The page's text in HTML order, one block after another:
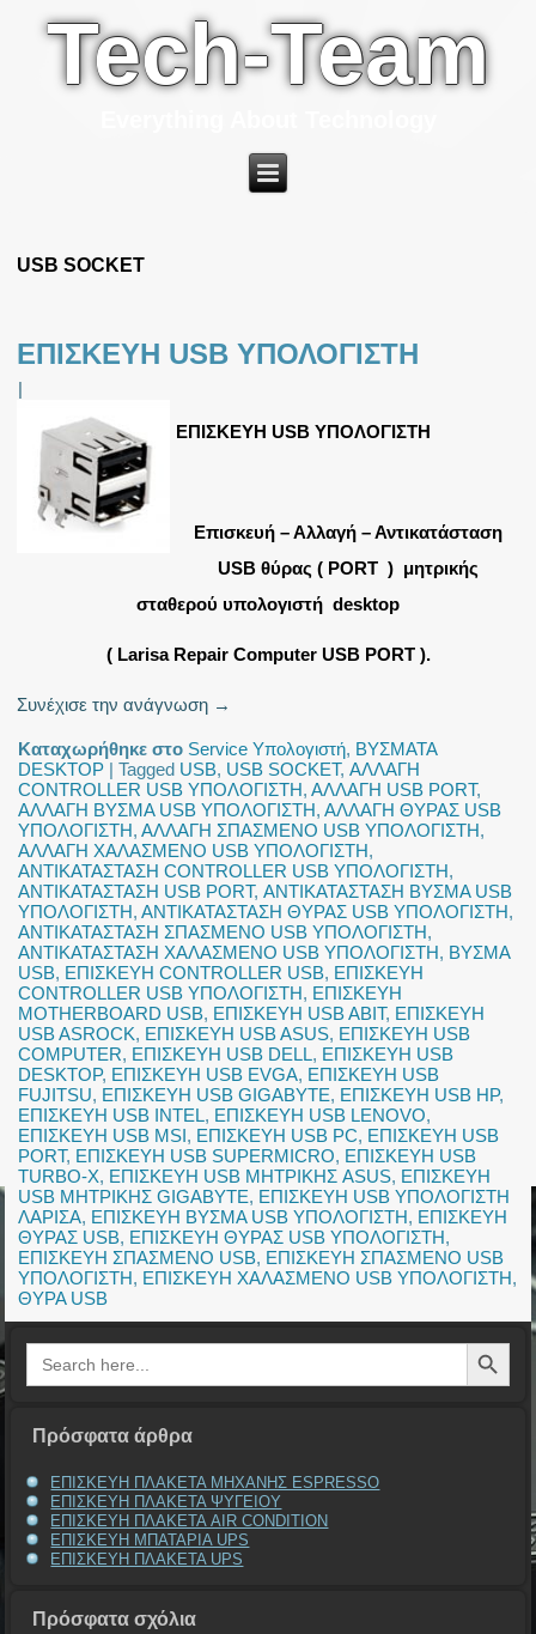
Tech-Team
USB SOCKET
ΕΠΙΣΚΕΥΗ USB ΥΠΟΛΟΓΙΣΤΗ
|
ΕΠΙΣΚΕΥΗ USB ΥΠΟΛΟΓΙΣΤΗ
Επισκευή – Αλλαγή – Αντικατάσταση
USB θύρας ( PORT ) μητρικής
σταθερού υπολογιστή desktop
( Larisa Repair Computer USB PORT ).
Συνέχισε την ανάγνωση →
Καταχωρήθηκε στο Service Υπολογιστή, ΒΥΣΜΑΤΑ
DESKTOP |Tagged USB, USB SOCKET,ΑΛΛΑΓΗ
CONTROLLER USB ΥΠΟΛΟΓΙΣΤΗ,ΑΛΛΑΓΗ USB PORT,
ΑΛΛΑΓΗ ΒΥΣΜΑ USB ΥΠΟΛΟΓΙΣΤΗ,ΑΛΛΑΓΗ ΘΥΡΑΣ USB
ΥΠΟΛΟΓΙΣΤΗ,ΑΛΛΑΓΗ ΣΠΑΣΜΕΝΟ USB ΥΠΟΛΟΓΙΣΤΗ,
ΑΛΛΑΓΗ ΧΑΛΑΣΜΕΝΟ USB ΥΠΟΛΟΓΙΣΤΗ,
ΑΝΤΙΚΑΤΑΣΤΑΣΗ CONTROLLER USB ΥΠΟΛΟΓΙΣΤΗ,
ΑΝΤΙΚΑΤΑΣΤΑΣΗ USB PORT,ΑΝΤΙΚΑΤΑΣΤΑΣΗ ΒΥΣΜΑ USB
ΥΠΟΛΟΓΙΣΤΗ,ΑΝΤΙΚΑΤΑΣΤΑΣΗ ΘΥΡΑΣ USB ΥΠΟΛΟΓΙΣΤΗ,
ΑΝΤΙΚΑΤΑΣΤΑΣΗ ΣΠΑΣΜΕΝΟ USB ΥΠΟΛΟΓΙΣΤΗ,
ΑΝΤΙΚΑΤΑΣΤΑΣΗ ΧΑΛΑΣΜΕΝΟ USB ΥΠΟΛΟΓΙΣΤΗ, ΒΥΣΜΑ
USB, ΕΠΙΣΚΕΥΗ CONTROLLER USB, ΕΠΙΣΚΕΥΗ
CONTROLLER USB ΥΠΟΛΟΓΙΣΤΗ, ΕΠΙΣΚΕΥΗ
MOTHERBOARD USB, ΕΠΙΣΚΕΥΗ USB ABIT, ΕΠΙΣΚΕΥΗ
USB ASROCK, ΕΠΙΣΚΕΥΗ USB ASUS, ΕΠΙΣΚΕΥΗ USB
COMPUTER, ΕΠΙΣΚΕΥΗ USB DELL, ΕΠΙΣΚΕΥΗ USB
DESKTOP, ΕΠΙΣΚΕΥΗ USB EVGA, ΕΠΙΣΚΕΥΗ USB
FUJITSU, ΕΠΙΣΚΕΥΗ USB GIGABYTE, ΕΠΙΣΚΕΥΗ USB HP,
ΕΠΙΣΚΕΥΗ USB INTEL, ΕΠΙΣΚΕΥΗ USB LENOVO,
ΕΠΙΣΚΕΥΗ USB MSI, ΕΠΙΣΚΕΥΗ USB PC, ΕΠΙΣΚΕΥΗ USB
PORT, ΕΠΙΣΚΕΥΗ USB SUPERMICRO, ΕΠΙΣΚΕΥΗ USB
TURBO-X, ΕΠΙΣΚΕΥΗ USB ΜΗΤΡΙΚΗΣ ASUS, ΕΠΙΣΚΕΥΗ
USB ΜΗΤΡΙΚΗΣ GIGABYTE, ΕΠΙΣΚΕΥΗ USB ΥΠΟΛΟΓΙΣΤΗ
ΛΑΡΙΣΑ, ΕΠΙΣΚΕΥΗ ΒΥΣΜΑ USB ΥΠΟΛΟΓΙΣΤΗ, ΕΠΙΣΚΕΥΗ
ΘΥΡΑΣ USB, ΕΠΙΣΚΕΥΗ ΘΥΡΑΣ USB ΥΠΟΛΟΓΙΣΤΗ,
ΕΠΙΣΚΕΥΗ ΣΠΑΣΜΕΝΟ USB, ΕΠΙΣΚΕΥΗ ΣΠΑΣΜΕΝΟ USB
ΥΠΟΛΟΓΙΣΤΗ, ΕΠΙΣΚΕΥΗ ΧΑΛΑΣΜΕΝΟ USB ΥΠΟΛΟΓΙΣΤΗ,
ΘΥΡΑ USB
Search
for:
Search Button
Πρόσφατα άρθρα
ΕΠΙΣΚΕΥΗ ΠΛΑΚΕΤΑ ΜΗΧΑΝΗΣ ESPRESSO
ΕΠΙΣΚΕΥΗ ΠΛΑΚΕΤΑ ΨΥΓΕΙΟΥ
ΕΠΙΣΚΕΥΗ ΠΛΑΚΕΤΑ AIR CONDITION
ΕΠΙΣΚΕΥΗ ΜΠΑΤΑΡΙΑ UPS
ΕΠΙΣΚΕΥΗ ΠΛΑΚΕΤΑ UPS
Πρόσφατα σχόλια